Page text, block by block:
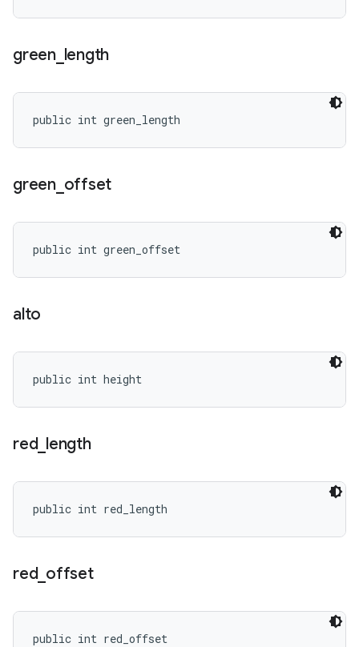
green_ length
public int green_length
green_ offset
public int green_offset
alto
public int height
red_ length
public int red_length
red_ offset
public int red_offset